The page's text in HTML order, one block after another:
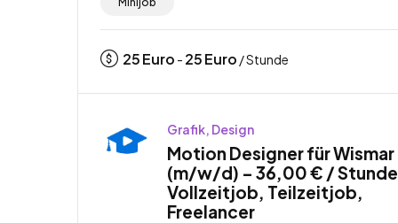
25Euro - 25Euro / Stunde
Grafik, Design
Motion Designer für Wismar
(m/w/d) – 36,00 € /
Vollzeitjob, Teilzeitjob,
Freelancer